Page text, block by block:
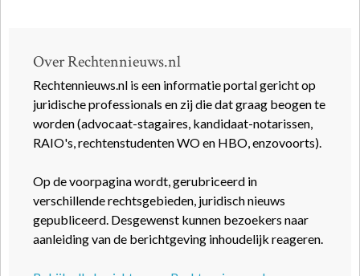
Over Rechtennieuws.nl
Rechtennieuws.nl is een informatie portal gericht op
juridische professionals en zij die dat graag beogen te
worden (advocaat-stagaires, kandidaat-notarissen,
RAIO's, rechtenstudenten WO en HBO, enzovoorts).
Op de voorpagina wordt, gerubriceerd in
verschillende rechtsgebieden, juridisch nieuws
gepubliceerd. Desgewenst kunnen bezoekers naar
aanleiding van de berichtgeving inhoudelijk reageren.